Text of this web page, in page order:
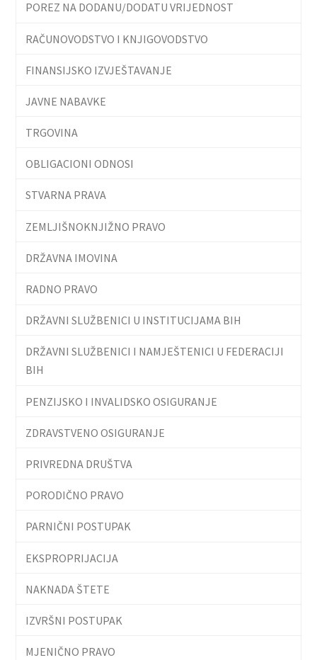
POREZ NA DODANU/DODATU VRIJEDNOST
RAČUNOVODSTVO I KNJIGOVODSTVO
FINANSIJSKO IZVJEŠTAVANJE
JAVNE NABAVKE
TRGOVINA
OBLIGACIONI ODNOSI
STVARNA PRAVA
ZEMLJIŠNOKNJIŽNO PRAVO
DRŽAVNA IMOVINA
RADNO PRAVO
DRŽAVNI SLUŽBENICI U INSTITUCIJAMA BIH
DRŽAVNI SLUŽBENICI I NAMJEŠTENICI U FEDERACIJI
BIH
PENZIJSKO I INVALIDSKO OSIGURANJE
ZDRAVSTVENO OSIGURANJE
PRIVREDNA DRUŠTVA
PORODIČNO PRAVO
PARNIČNI POSTUPAK
EKSPROPRIJACIJA
NAKNADA ŠTETE
IZVRŠNI POSTUPAK
MJENIČNO PRAVO